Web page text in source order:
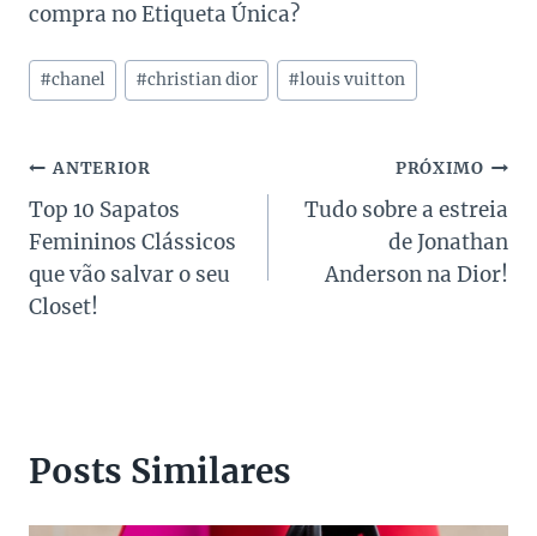
compra no Etiqueta Única?
Tags
do
#chanel #christian dior #louis vuitton
Navegação
de
Post
ANTERIOR
Top 10 Sapatos
Femininos Clássicos
que vão salvar o seu
Closet!
PRÓXIMO
Tudo sobre a estreia
de Jonathan
Anderson na Dior!
Posts Similares